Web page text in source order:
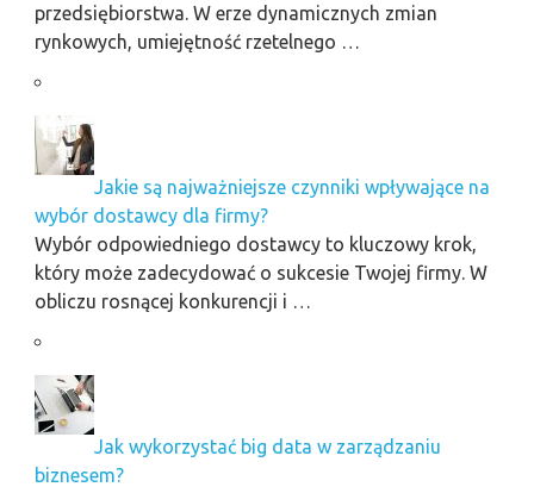
przedsiębiorstwa. W erze dynamicznych zmian
rynkowych, umiejętność rzetelnego …
Jakie są najważniejsze czynniki wpływające na
wybór dostawcy dla firmy?
Wybór odpowiedniego dostawcy to kluczowy krok,
który może zadecydować o sukcesie Twojej firmy. W
obliczu rosnącej konkurencji i …
Jak wykorzystać big data w zarządzaniu
biznesem?